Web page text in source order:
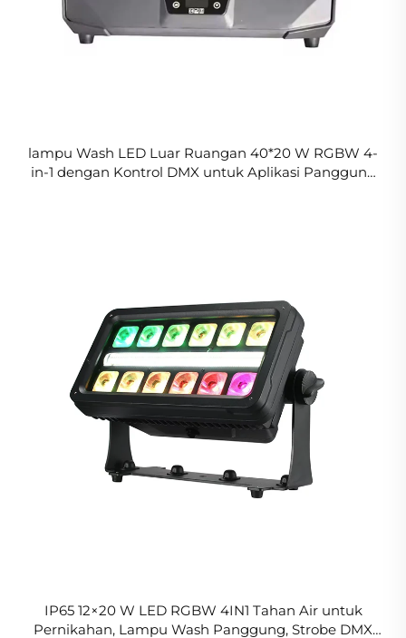
lampu Wash LED Luar Ruangan 40*20 W RGBW 4-
in-1 dengan Kontrol DMX untuk Aplikasi Panggung
IP65 12×20 W LED RGBW 4IN1 Tahan Air untuk
Pernikahan, Lampu Wash Panggung, Strobe DMX